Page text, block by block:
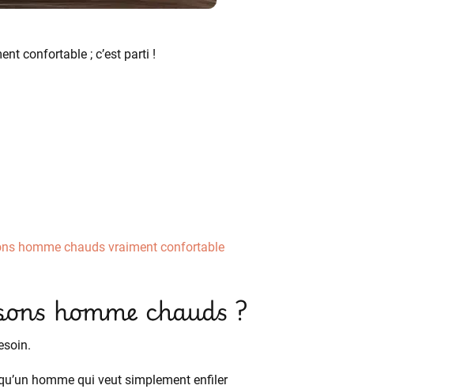
confortable ; c’est parti !
homme chauds vraiment confortable
homme chauds ?
homme qui veut simplement enfiler